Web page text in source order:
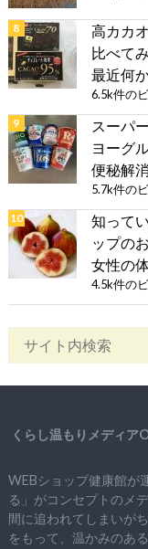
高カカ
比べて
最近何
6.5k件の
スーパ
ヨーグ
便秘解
5.7k件の
知って
ップの
女性の
4.5k件の
くらし温もりメディア
WEBショップ健康館が
る」がコンセプトのメ
間に追われてしまいがち
をもって、 温かみのあ